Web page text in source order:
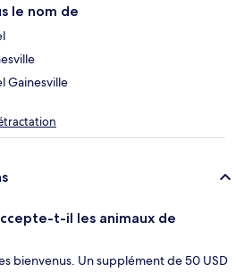
le nom de
Gainesville
t-il les animaux de
bienvenus. Un supplément de 50 USD